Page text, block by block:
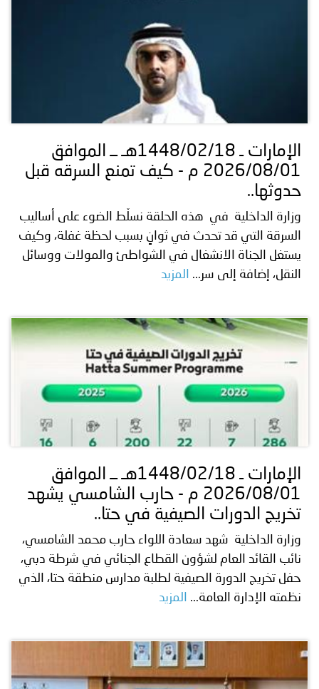
الإمارات ـ 1448/02/18هـ ــ الموافق
2026/08/01 م - كيف تمنع السرقه قبل
حدوثها..
وزارة الداخلية في هذه الحلقة نسلّط الضوء على أساليب
السرقة التي قد تحدث في ثوانٍ بسبب لحظة غفلة، وكيف
يستغل الجناة الانشغال في الشواطئ والمولات ووسائل
النقل، إضافة إلى سر...
المزيد
الإمارات ـ 1448/02/18هـ ــ الموافق
2026/08/01 م - حارب الشامسي يشهد
تخريج الدورات الصيفية في حتا..
وزارة الداخلية شهد سعادة اللواء حارب محمد الشامسي،
نائب القائد العام لشؤون القطاع الجنائي في شرطة دبي،
حفل تخريج الدورة الصيفية لطلبة مدارس منطقة حتا، الذي
نظمته الإدارة العامة...
المزيد